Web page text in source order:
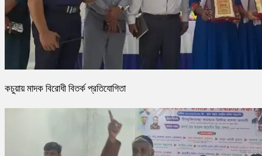
কচুয়ায় মাদক বিরোধী বিতর্ক প্রতিযোগিতা